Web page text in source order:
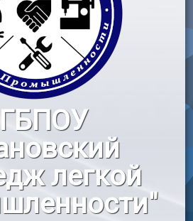
легкой